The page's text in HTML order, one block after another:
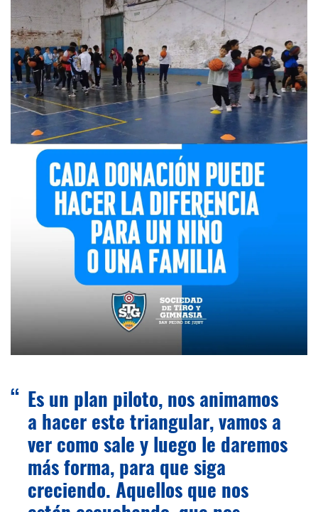
Es un plan piloto, nos animamos
a hacer este triangular, vamos a
ver como sale y luego le daremos
más forma, para que siga
creciendo. Aquellos que nos